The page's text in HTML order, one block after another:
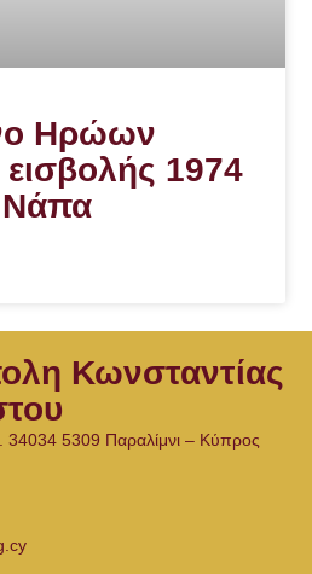
Ηρώων
1974
Νάπα
Κωνσταντίας
34034 5309 Παραλίμνι – Κύπρος